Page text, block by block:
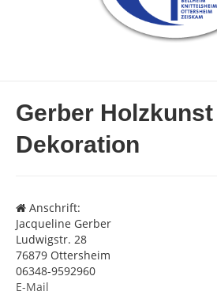
MITGLIEDER
Intern
AKTUELLES
KONTAKT
Impressum
Gerber
Dekoration
Anschrift:
Jacqueline Gerber
Ludwigstr. 28
76879 Ottersheim
06348-9592960
E-Mail